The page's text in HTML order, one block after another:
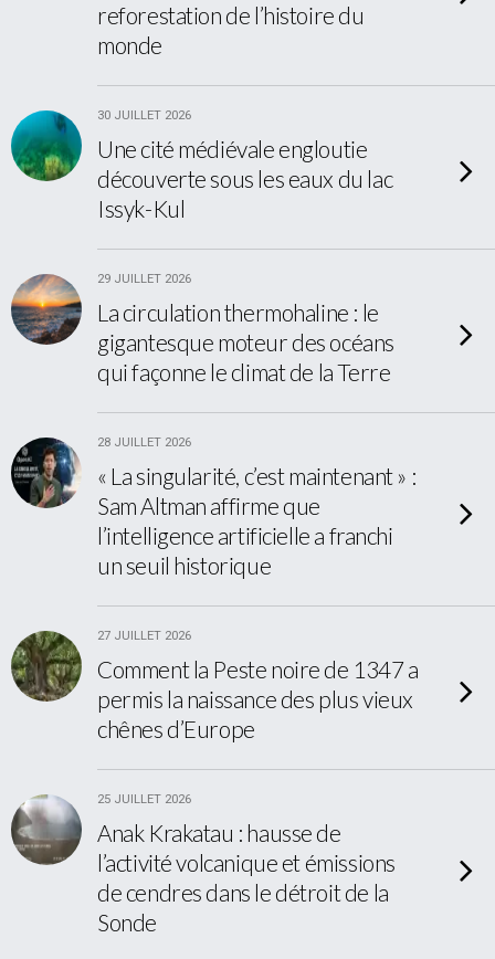
reforestation de l’histoire du
monde
30 JUILLET 2026
Une cité médiévale engloutie
découverte sous les eaux du lac
Issyk-Kul
29 JUILLET 2026
La circulation thermohaline : le
gigantesque moteur des océans
qui façonne le climat de la Terre
28 JUILLET 2026
« La singularité, c’est maintenant » :
Sam Altman affirme que
l’intelligence artificielle a franchi
un seuil historique
27 JUILLET 2026
Comment la Peste noire de 1347 a
permis la naissance des plus vieux
chênes d’Europe
25 JUILLET 2026
Anak Krakatau : hausse de
l’activité volcanique et émissions
de cendres dans le détroit de la
Sonde